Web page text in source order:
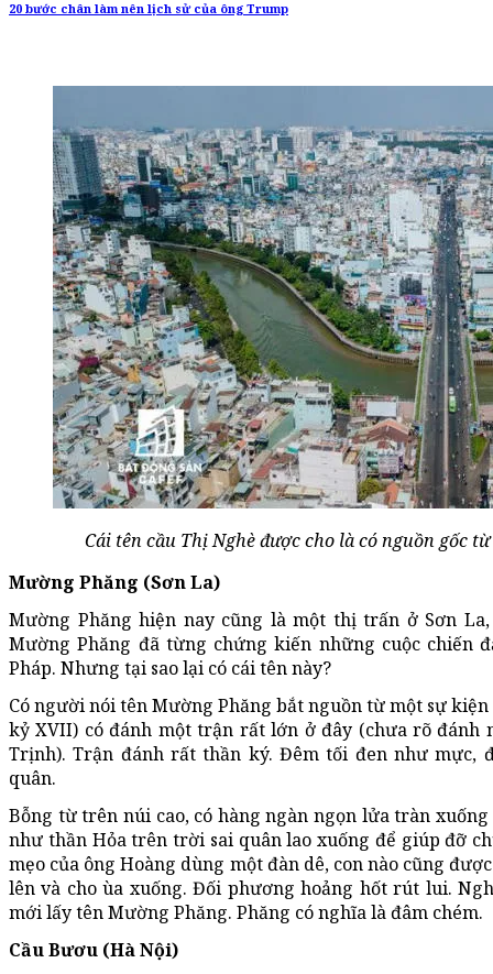
20 bước chân làm nên lịch sử của ông Trump
Cái tên cầu Thị Nghè được cho là có nguồn gốc
Mường Phăng (Sơn La)
Mường Phăng hiện nay cũng là một thị trấn ở Sơn La,
Mường Phăng đã từng chứng kiến những cuộc chiến
Pháp. Nhưng tại sao lại có cái tên này?
Có người nói tên Mường Phăng bắt nguồn từ một sự
kỷ XVII) có đánh một trận rất lớn ở đây (chưa rõ
Trịnh). Trận đánh rất thần ký. Đêm tối đen như mực,
quân.
Bỗng từ trên núi cao, có hàng ngàn ngọn lửa tràn
như thần Hỏa trên trời sai quân lao xuống để giúp đỡ
mẹo của ông Hoàng dùng một đàn dê, con nào cũng
lên và cho ùa xuống. Đối phương hoảng hốt rút lui.
mới lấy tên Mường Phăng. Phăng có nghĩa là đâm chém.
Cầu Bươu (Hà Nội)